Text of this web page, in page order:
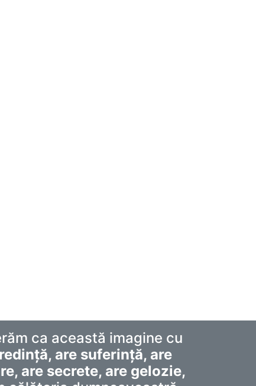
ca această imagine cu
are suferință, are
are secrete, are gelozie,